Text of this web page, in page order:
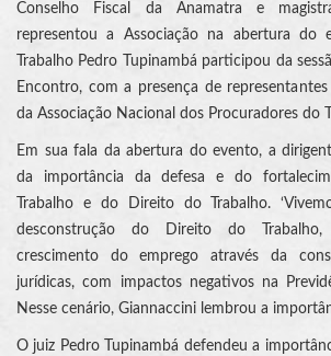
Conselho Fiscal da Anamatra e
representou a Associação na abertura
Trabalho Pedro Tupinambá participou da
Encontro, com a presença de
da Associação Nacional dos Procuradores do
Em sua fala da abertura do evento, a
da importância da defesa e do
Trabalho e do Direito do Trabalho.
desconstrução do Direito do
crescimento do emprego através da
jurídicas, com impactos negativos na
Nesse cenário, Giannaccini lembrou a
O juiz Pedro Tupinambá defendeu a